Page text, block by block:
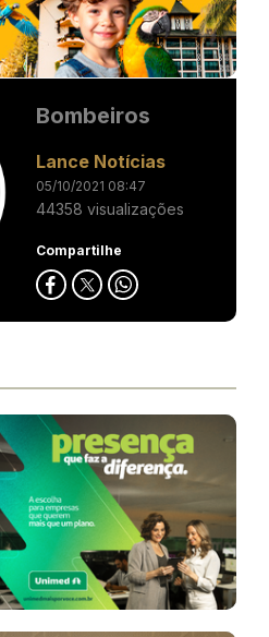
Bombeiros
Lance Notícias
05/10/2021 08:47
44358 visualizações
Compartilhe